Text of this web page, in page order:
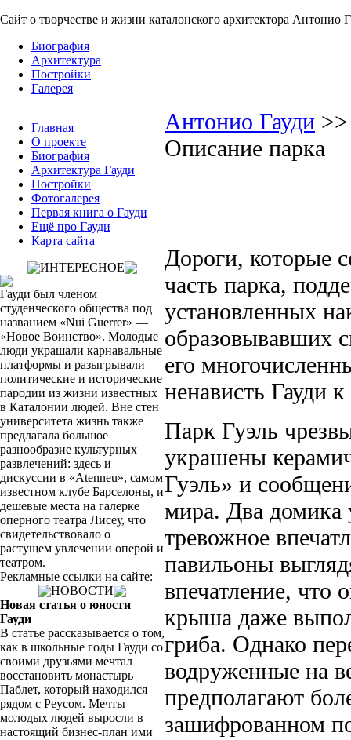
Сайт о творчестве и жизни каталонского архитектора Антонио
Биография
Архитектура
Постройки
Галерея
Главная
О проекте
Биография
Архитектура Гауди
Постройки
Фотогалерея
Первая книга о Гауди
Ещё про Гауди
Карта сайта
ИНТЕРЕСНОЕ
Гауди был членом
студенческого общества под
названием «Nui Guerrer» —
«Новое Воин­ство». Молодые
люди украшали карнавальные
платформы и разыгрывали
политические и исто­рические
пародии из жизни известных
в Катало­нии людей. Вне стен
университета жизнь также
предлагала большое
разнообразие культурных
развлечений: здесь и
дискуссии в «Atenneu», самом
известном клубе Барселоны, и
дешевые места на галерке
оперного театра Лисеу, что
свидетельст­вовало о
растущем увлечении оперой и
театром.
Рекламные ссылки на сайте:
НОВОСТИ
Новая статья о юности
Гауди
В статье рассказывается о том,
как в школьные годы Гауди со
своими друзьями мечтал
восстановить монастырь
Паблет, который находился
рядом с Реусом. Мечты
молодых людей выросли в
настоящий бизнес-план ими
Антонио Гауди
Описание парка
Дороги, которые
часть парка,
установленных
образовывавших
его
ненависть Гауди
Парк Гуэль
украшены
Гуэль» и
мира. Два домика
тревожное
па­вильоны
впечатление, что
крыша даже
гриба. Однако
водруженные на
предполагают
зашифрованном